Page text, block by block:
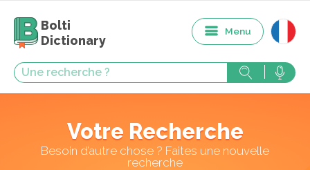
Bolti
Dictionary
Menu
Votre Recherche
Besoin d’autre chose ? Faites une nouvelle
recherche